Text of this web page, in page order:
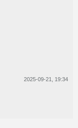
2025-09-21, 19:34